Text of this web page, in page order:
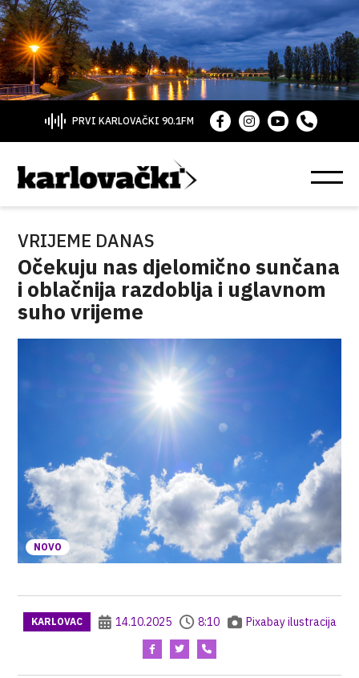
PRVI KARLOVAČKI 90.1FM
VRIJEME DANAS
Očekuju nas djelomično sunčana
i oblačnija razdoblja i uglavnom
suho vrijeme
NOVO
KARLOVAC 14.10.2025 8:10 Pixabay ilustracija